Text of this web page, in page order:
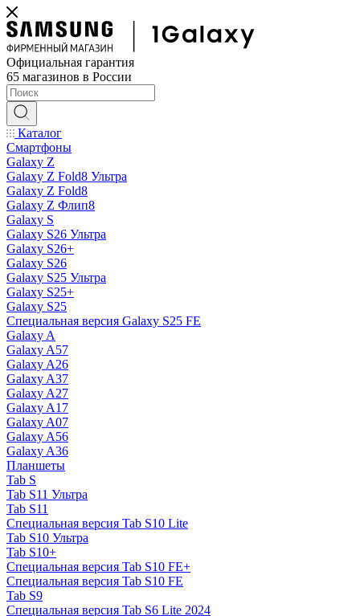
Официальная гарантия
65 магазинов в России
Каталог
Смартфоны
Galaxy Z
Galaxy Z Fold8 Ультра
Galaxy Z Fold8
Galaxy Z Флип8
Galaxy S
Galaxy S26 Ультра
Galaxy S26+
Galaxy S26
Galaxy S25 Ультра
Galaxy S25+
Galaxy S25
Специальная версия Galaxy S25 FE
Galaxy A
Galaxy A57
Galaxy A26
Galaxy A37
Galaxy A27
Galaxy A17
Galaxy A07
Galaxy A56
Galaxy A36
Планшеты
Tab S
Tab S11 Ультра
Tab S11
Специальная версия Tab S10 Lite
Tab S10 Ультра
Tab S10+
Специальная версия Tab S10 FE+
Специальная версия Tab S10 FE
Tab S9
Специальная версия Tab S6 Lite 2024